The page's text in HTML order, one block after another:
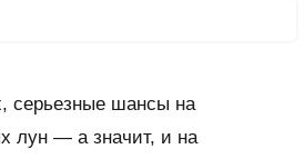
серьезные шансы на
лун — а значит, и на